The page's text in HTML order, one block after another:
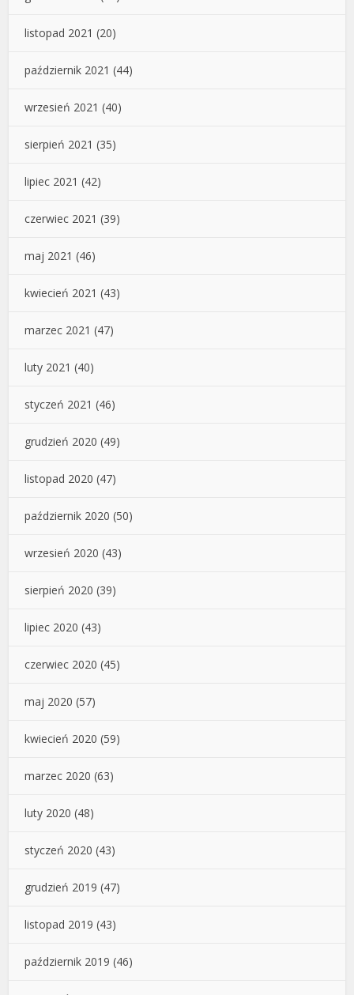
listopad 2021 (20)
październik 2021 (44)
wrzesień 2021 (40)
sierpień 2021 (35)
lipiec 2021 (42)
czerwiec 2021 (39)
maj 2021 (46)
kwiecień 2021 (43)
marzec 2021 (47)
luty 2021 (40)
styczeń 2021 (46)
grudzień 2020 (49)
listopad 2020 (47)
październik 2020 (50)
wrzesień 2020 (43)
sierpień 2020 (39)
lipiec 2020 (43)
czerwiec 2020 (45)
maj 2020 (57)
kwiecień 2020 (59)
marzec 2020 (63)
luty 2020 (48)
styczeń 2020 (43)
grudzień 2019 (47)
listopad 2019 (43)
październik 2019 (46)